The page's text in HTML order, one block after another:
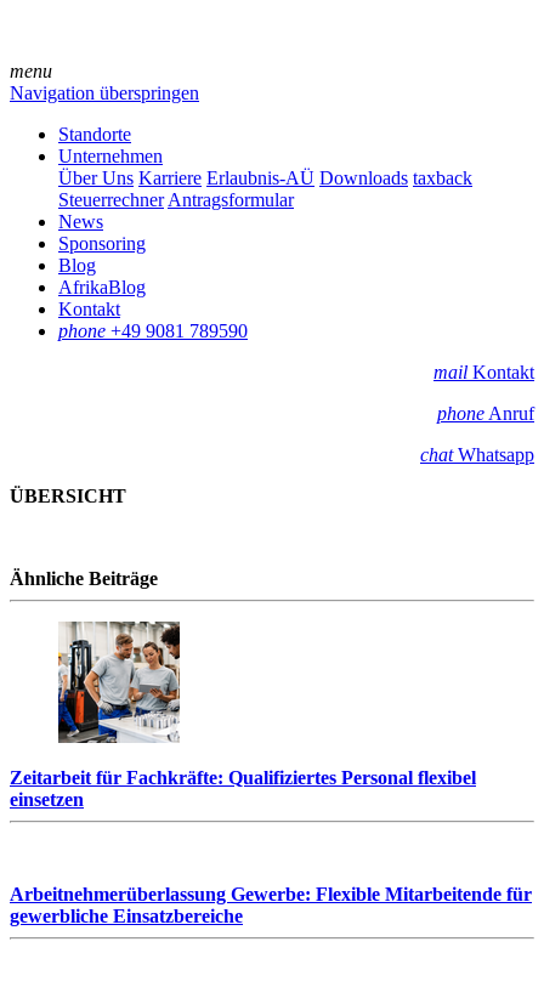
menu
Navigation überspringen
Standorte
Unternehmen
Über Uns Karriere Erlaubnis-AÜ Downloads taxback
Steuerrechner Antragsformular
News
Sponsoring
Blog
AfrikaBlog
Kontakt
phone +49 9081 789590
mail Kontakt
phone Anruf
chatWhatsapp
ÜBERSICHT
Ähnliche Beiträge
Zeitarbeit für Fachkräfte: Qualifiziertes Personal flexibel
einsetzen
Arbeitnehmerüberlassung Gewerbe: Flexible Mitarbeitende für
gewerbliche Einsatzbereiche